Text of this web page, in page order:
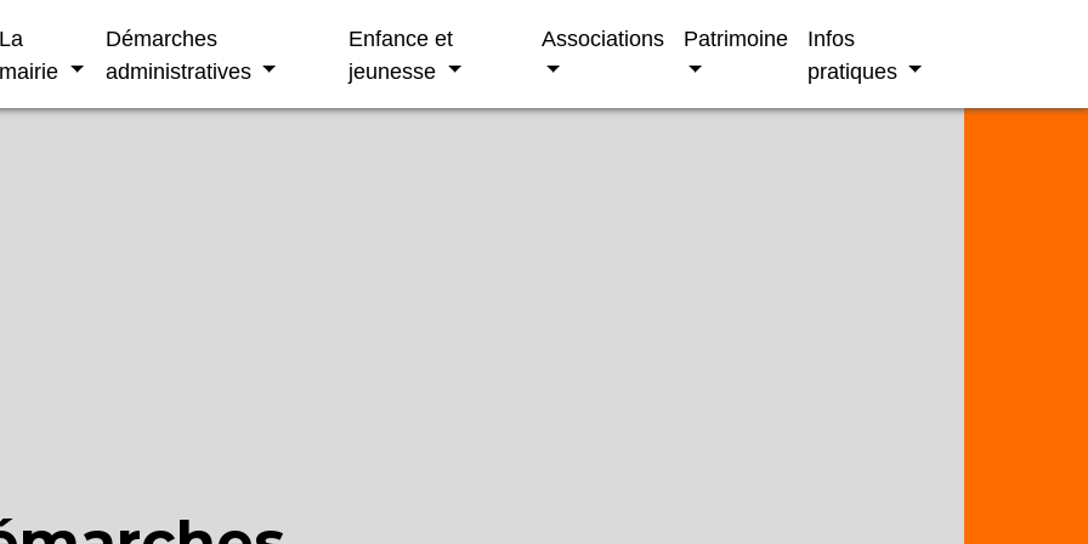
La
mairie
Démarches
administratives
Enfance et
jeunesse
Associations Patrimoine
Infos
pratiques